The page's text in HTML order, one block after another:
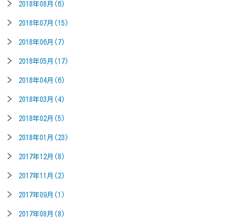
2018年08月(6)
2018年07月(15)
2018年06月(7)
2018年05月(17)
2018年04月(6)
2018年03月(4)
2018年02月(5)
2018年01月(23)
2017年12月(8)
2017年11月(2)
2017年09月(1)
2017年08月(8)